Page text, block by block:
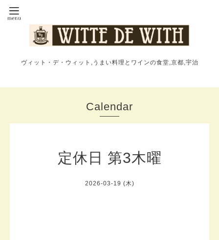
ヴィット・デ・ウィット,うまい料理とワインの食堂,京都,宇治
Calendar
定休日 第3木曜
2026-03-19 (木)